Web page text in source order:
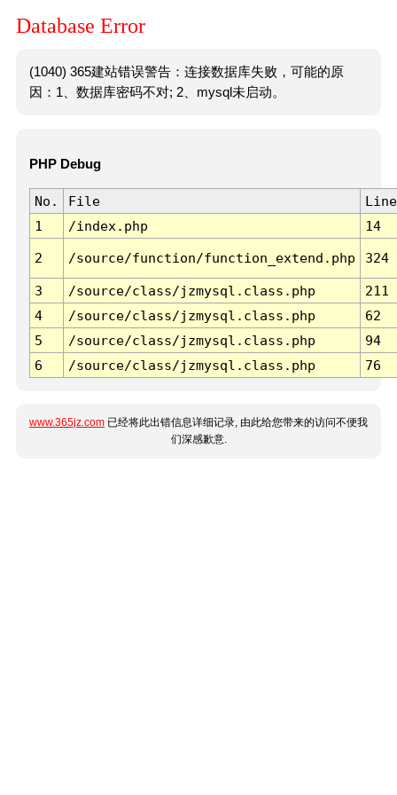
Database Error
(1040) 365建站错误警告：连接数据库失败，可能的原
因：1、数据库密码不对; 2、mysql未启动。
PHP Debug
No. File
Line
1
/index.php 14
2 /source/function/function_extend.php 324
3 /source/class/jzmysql.class.php
211
4
/source/class/jzmysql.class.php
62
5
/source/class/jzmysql.class.php
94
6
/source/class/jzmysql.class.php 76
www.365jz.com 已经将此出错信息详细记录, 由此给您带来的访问不便我
们深感歉意.